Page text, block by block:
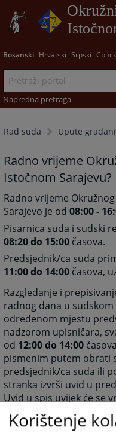
Bosanski Hrvatski Srpski
Napredna pretraga
Rad suda Upute
Radno vrijeme
Istočnom Sarajevu?
Radno vrijeme
Sarajevo je od08:00 -
Pisarnica suda i sudski
08:20 do 15:00 časova.
Predsjednik/ca suda
11:00 do 14:00 časova,
Razgledanje i
radnog dana u
određenom mjestu
nadzorom upisničara,
od 12:00 do 14:00
pismenim putem obrati
predsjednik/ca suda ili
stranka izvrši uvid u
Uvid u spis uvijek će se
radnika suda.
Korištenje